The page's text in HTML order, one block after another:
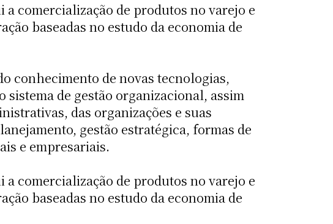
comercialização de produtos no varejo e
baseadas no estudo da economia de
conhecimento de novas tecnologias,
de gestão organizacional, assim
das organizações e suas
gestão estratégica, formas de
e empresariais.
comercialização de produtos no varejo e
baseadas no estudo da economia de